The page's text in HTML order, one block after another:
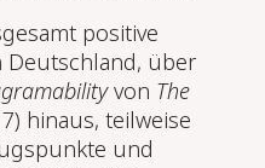
positive
Deutschland, über
von The
hinaus, teilweise
und